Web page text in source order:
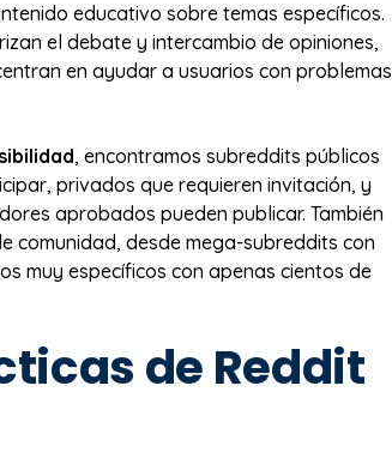
educativo sobre temas específicos.
el debate y intercambio de opiniones,
en ayudar a usuarios con problemas
, encontramos subreddits públicos
privados que requieren invitación, y
aprobados pueden publicar. También
comunidad, desde mega-subreddits con
muy específicos con apenas cientos de
de Reddit